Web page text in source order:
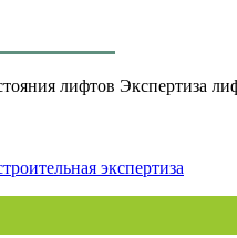
Экспертиза
экспертиза